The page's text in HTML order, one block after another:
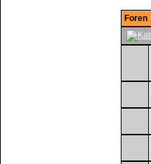
Foren